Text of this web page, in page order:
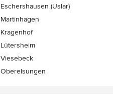
Eschershausen (Uslar)
Martinhagen
Kragenhof
Lütersheim
Viesebeck
Oberelsungen